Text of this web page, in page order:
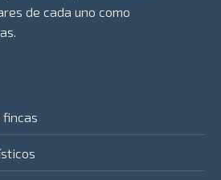
de cada uno como